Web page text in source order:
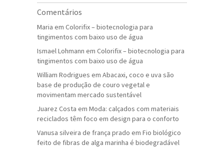
Comentários
Maria em Colorifix – biotecnologia para
tingimentos com baixo uso de água
Ismael Lohmann em Colorifix – biotecnologia para
tingimentos com baixo uso de água
William Rodrigues em Abacaxi, coco e uva são
base de produção de couro vegetal e
movimentam mercado sustentável
Juarez Costa em Moda: calçados com materiais
reciclados têm foco em design para o conforto
Vanusa silveira de frança prado em Fio biológico
feito de fibras de alga marinha é biodegradável